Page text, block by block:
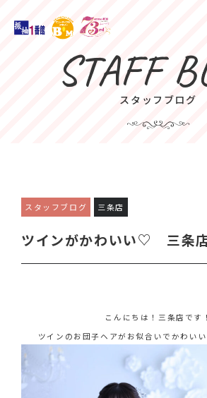
STAFF
スタッフブログ
スタッフブログ 三条店
ツインがかわいい♡ 三条
こんにちは！三条店です！
ツインのお団子ヘアがお似合いでかわい